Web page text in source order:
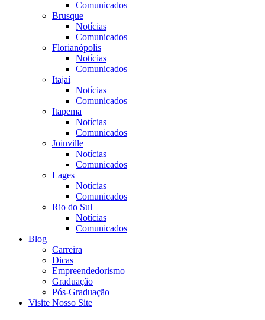
Comunicados
Brusque
Notícias
Comunicados
Florianópolis
Notícias
Comunicados
Itajaí
Notícias
Comunicados
Itapema
Notícias
Comunicados
Joinville
Notícias
Comunicados
Lages
Notícias
Comunicados
Rio do Sul
Notícias
Comunicados
Blog
Carreira
Dicas
Empreendedorismo
Graduação
Pós-Graduação
Visite Nosso Site